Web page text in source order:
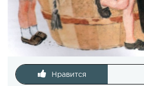
Нравится